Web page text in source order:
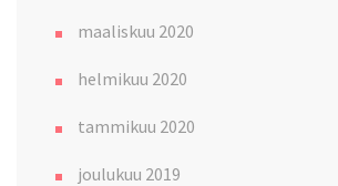
maaliskuu 2020
helmikuu 2020
tammikuu 2020
joulukuu 2019